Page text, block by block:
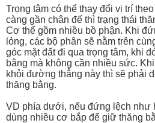
Trọng tâm có thể thay đổi vị trí
càng gần chân đế thì trạng thái
Cơ thể gồm nhiều bồ phận. Khi
lỏng, các bộ phân sẽ nằm trên
góc mặt đất đi qua trọng tâm, khi
bằng mà không cần nhiều sức.
khỏi đường thẳng này thì sẽ phải
thăng bằng.
VD phía dưới, nếu đứng lệch như
dùng nhiều cơ bắp để giữ thăng